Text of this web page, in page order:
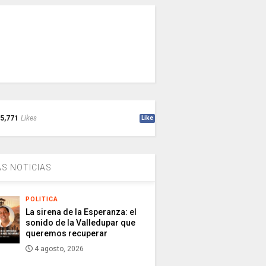
5,771 Likes Like
NOTICIAS
POLITICA
La sirena de la Esperanza: el
sonido de la Valledupar que
queremos recuperar
4 agosto, 2026